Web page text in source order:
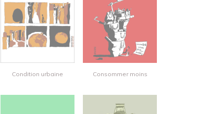
Condition urbaine Consommer moins